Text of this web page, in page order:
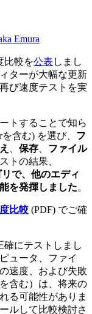
Emura
比較を公表 しまし
ターが大幅な更新
び速度テストを実
トすることで知ら
を含む) を選び、 フ
保存
ファイル
トの結果、
で、他のエディ
を発揮しました。
比較 (PDF) でご確
確にテストしまし
ュータ、ファイ
速度、および失敗
含む）は、将来の
る可能性がありま
ルして比較検討さ